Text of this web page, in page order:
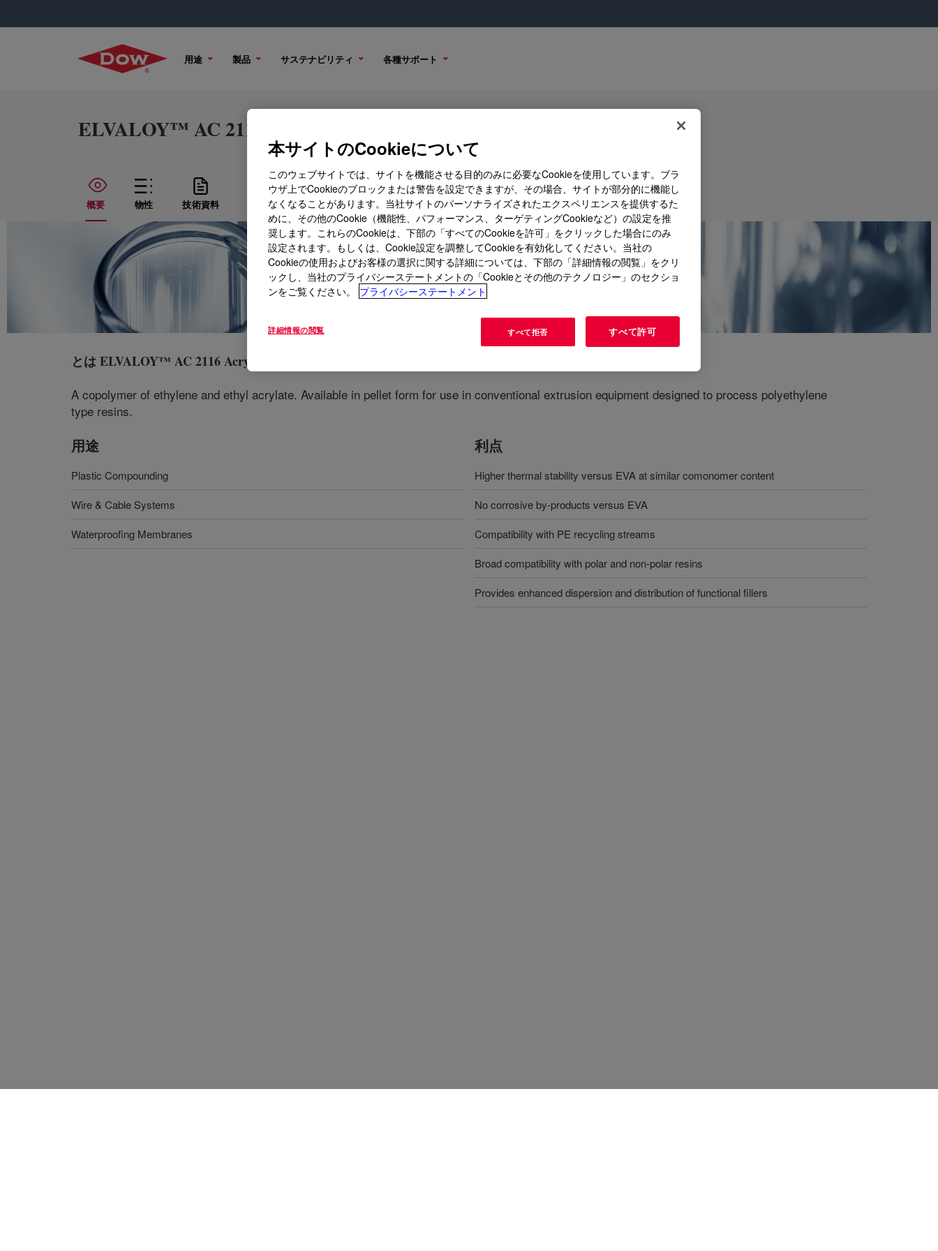
用途 製品 サステナビリティ 各種サポート
ELVALOY™ AC 2116 Acrylate Copolymer
概要 物性 技術資料 サンプル オプション 購入オプション
とはELVALOY™ AC 2116 Acrylate Copolymer
A copolymer of ethylene and ethyl acrylate. Available in pellet form for use in conventional extrusion equipment designed to process polyethylene
type resins.
用途
Plastic Compounding
Wire & Cable Systems
Waterproofing Membranes
利点
Higher thermal stability versus EVA at similar comonomer content
No corrosive by-products versus EVA
Compatibility with PE recycling streams
Broad compatibility with polar and non-polar resins
Provides enhanced dispersion and distribution of functional fillers
本サイトのCookieについて
このウェブサイトでは、サイトを機能させる目的のみに必要なCookieを使用しています。ブラ
ウザ上でCookieのブロックまたは警告を設定できますが、その場合、サイトが部分的に機能し
なくなることがあります。当社サイトのパーソナライズされたエクスペリエンスを提供するた
めに、その他のCookie（機能性、パフォーマンス、ターゲティングCookieなど）の設定を推
奨します。これらのCookieは、下部の「すべてのCookieを許可」をクリックした場合にのみ
設定されます。もしくは、Cookie設定を調整してCookieを有効化してください。当社の
Cookieの使用およびお客様の選択に関する詳細については、下部の「詳細情報の閲覧」をクリ
ックし、当社のプライバシーステートメントの「Cookieとその他のテクノロジー」のセクショ
ンをご覧ください。
プライバシーステートメント
詳細情報の閲覧 すべて拒否 すべて許可